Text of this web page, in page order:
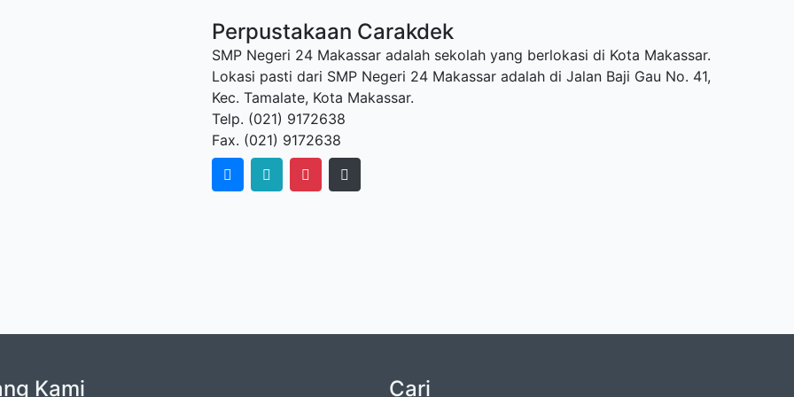
Perpustakaan Carakdek
SMP Negeri 24 Makassar adalah sekolah yang berlokasi di Kota Makassar.
Lokasi pasti dari SMP Negeri 24 Makassar adalah di Jalan Baji Gau No. 41,
Kec. Tamalate, Kota Makassar.
Telp. (021) 9172638
Fax. (021) 9172638
Kami Cari